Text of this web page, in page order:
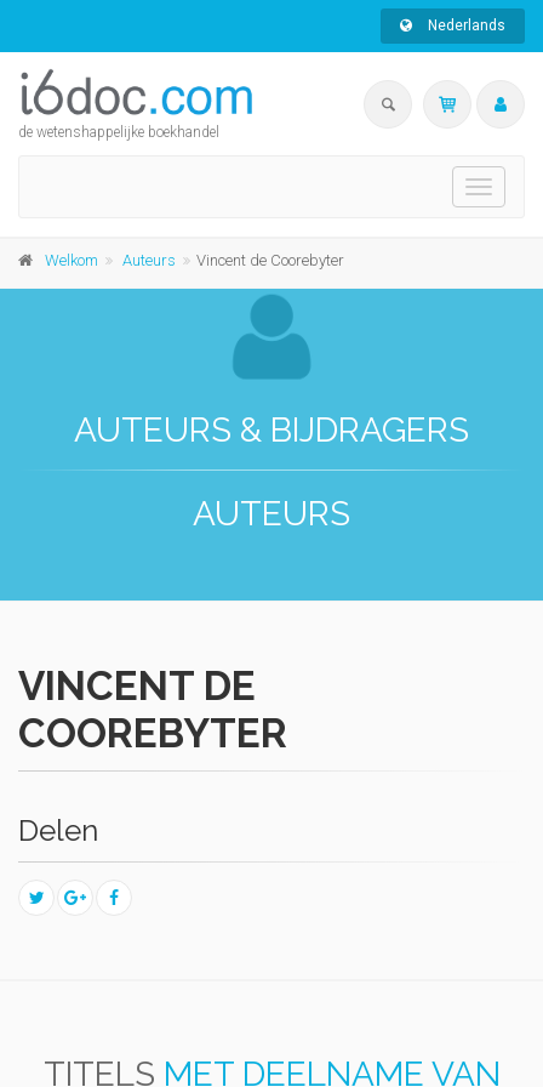
Nederlands
de wetenshappelijke boekhandel
Toggle
Welkom Auteurs Vincent de Coorebyter
AUTEURS & BIJDRAGERS
AUTEURS
VINCENT DE
COOREBYTER
Delen
TITELS MET DEELNAME VAN